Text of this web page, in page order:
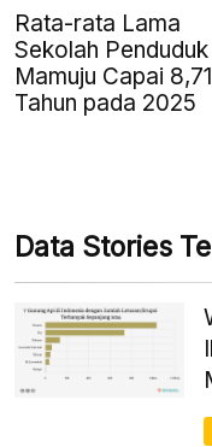
Rata-rata Lama
Sekolah Penduduk
Mamuju Capai 8,71
Tahun pada 2025
Data Stories